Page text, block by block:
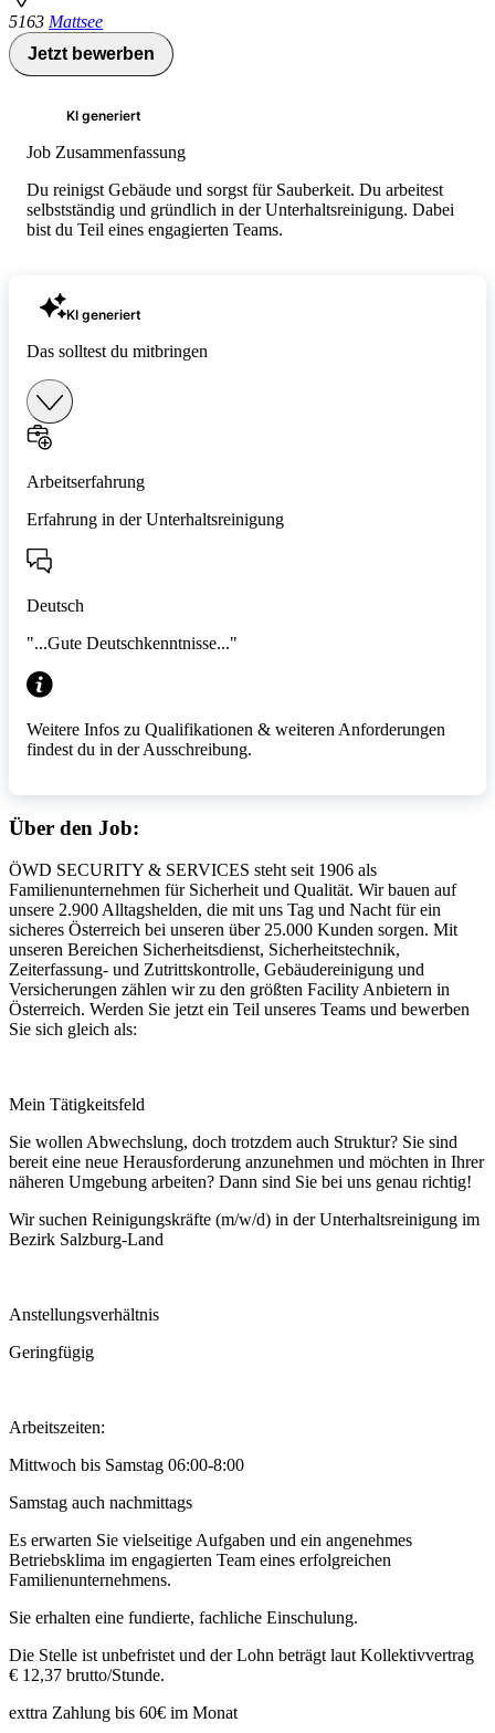
5163 Mattsee
Jetzt bewerben
KI generiert
Job Zusammenfassung
Du reinigst Gebäude und sorgst für Sauberkeit. Du arbeitest
selbstständig und gründlich in der Unterhaltsreinigung. Dabei
bist du Teil eines engagierten Teams.
KI generiert
Das solltest du mitbringen
Arbeitserfahrung
Erfahrung in der Unterhaltsreinigung
Deutsch
"...Gute Deutschkenntnisse..."
Weitere Infos zu Qualifikationen & weiteren Anforderungen
findest du in der Ausschreibung.
Über den Job:
ÖWD SECURITY & SERVICES steht seit 1906 als
Familienunternehmen für Sicherheit und Qualität. Wir bauen auf
unsere 2.900 Alltagshelden, die mit uns Tag und Nacht für ein
sicheres Österreich bei unseren über 25.000 Kunden sorgen. Mit
unseren Bereichen Sicherheitsdienst, Sicherheitstechnik,
Zeiterfassung- und Zutrittskontrolle, Gebäudereinigung und
Versicherungen zählen wir zu den größten Facility Anbietern in
Österreich. Werden Sie jetzt ein Teil unseres Teams und bewerben
Sie sich gleich als:
Mein Tätigkeitsfeld
Sie wollen Abwechslung, doch trotzdem auch Struktur? Sie sind
bereit eine neue Herausforderung anzunehmen und möchten in Ihrer
näheren Umgebung arbeiten? Dann sind Sie bei uns genau richtig!
Wir suchen Reinigungskräfte (m/w/d) in der Unterhaltsreinigung im
Bezirk Salzburg-Land
Anstellungsverhältnis
Geringfügig
Arbeitszeiten:
Mittwoch bis Samstag 06:00-8:00
Samstag auch nachmittags
Es erwarten Sie vielseitige Aufgaben und ein angenehmes
Betriebsklima im engagierten Team eines erfolgreichen
Familienunternehmens.
Sie erhalten eine fundierte, fachliche Einschulung.
Die Stelle ist unbefristet und der Lohn beträgt laut Kollektivvertrag
€ 12,37 brutto/Stunde.
exttra Zahlung bis 60€ im Monat